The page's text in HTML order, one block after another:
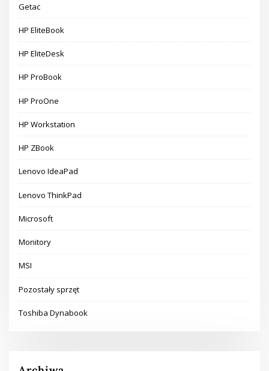
Getac
HP EliteBook
HP EliteDesk
HP ProBook
HP ProOne
HP Workstation
HP ZBook
Lenovo IdeaPad
Lenovo ThinkPad
Microsoft
Monitory
MSI
Pozostały sprzęt
Toshiba Dynabook